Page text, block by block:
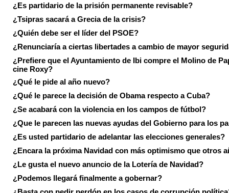
¿Es partidario de la prisión permanente revisable?
¿Tsipras sacará a Grecia de la crisis?
¿Quién debe ser el líder del PSOE?
¿Renunciaría a ciertas libertades a cambio de mayor
¿Prefiere que el Ayuntamiento de Ibi compre el Molino de
cine Roxy?
¿Qué le pide al año nuevo?
¿Qué le parece la decisión de Obama respecto a Cuba?
¿Se acabará con la violencia en los campos de fútbol?
¿Que le parecen las nuevas ayudas del Gobierno para los
¿Es usted partidario de adelantar las elecciones generales?
¿Encara la próxima Navidad con más optimismo que otros
¿Le gusta el nuevo anuncio de la Lotería de Navidad?
¿Podemos llegará finalmente a gobernar?